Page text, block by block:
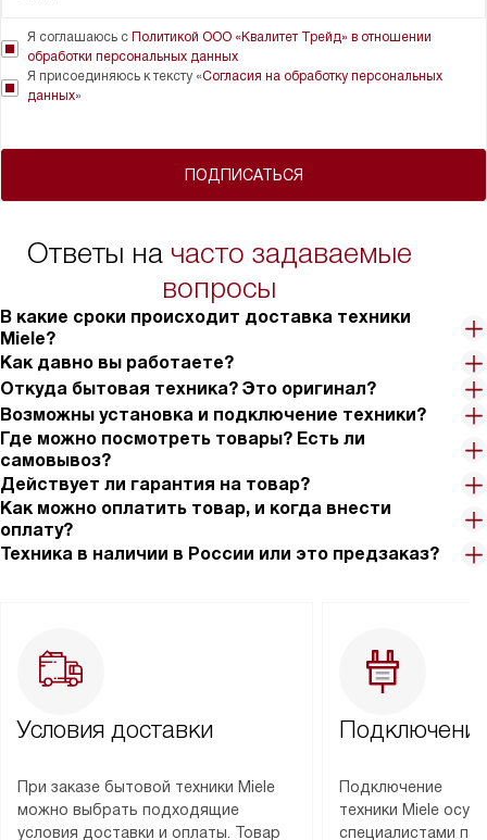
ПОДПИСАТЬСЯ
Я соглашаюсь с Политикой ООО «Квалитет Трейд» в отношении
обработки персональных данных
Я присоединяюсь к тексту «Согласия на обработку персональных
данных»
Ответы на часто задаваемые
вопросы
В какие сроки происходит доставка техники
Miele?
Как давно вы работаете?
Откуда бытовая техника? Это оригинал?
Возможны установка и подключение техники?
Где можно посмотреть товары? Есть ли
самовывоз?
Действует ли гарантия на товар?
Как можно оплатить товар, и когда внести
оплату?
Техника в наличии в России или это предзаказ?
Условия доставки
При заказе бытовой техники Miele
можно выбрать подходящие
условия доставки и оплаты. Товар
Подключение
техники Miele
специалистами